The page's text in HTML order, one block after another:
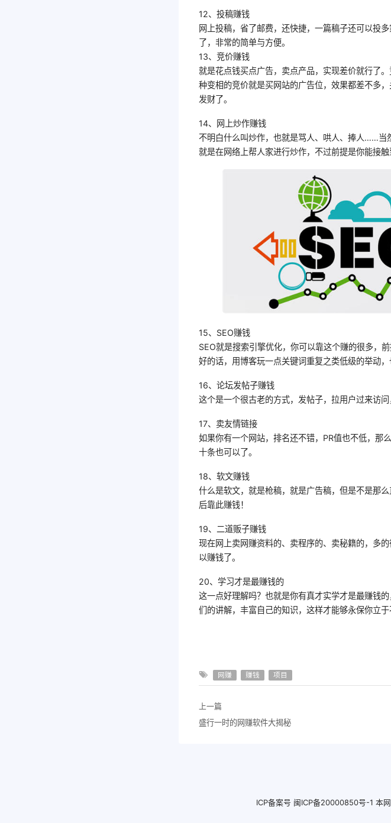
12、投稿赚钱
网上投稿，省了邮费，还快捷，一篇稿子还可以投
了，非常的简单与方便。
13、竞价赚钱
就是花点钱买点广告，卖点产品，实现差价就行了
种变相的竞价就是买网站的广告位，效果都差不多
发财了。
14、网上炒作赚钱
不明白什么叫炒作，也就是骂人、哄人、捧人……当
就是在网络上帮人家进行炒作，不过前提是你能接
15、SEO赚钱
SEO就是搜索引擎优化，你可以靠这个赚的很多，
好的话，用博客玩一点关键词重复之类低级的举动，
16、论坛发帖子赚钱
这个是一个很古老的方式，发帖子，拉用户过来访问
17、卖友情链接
如果你有一个网站，排名还不错，PR值也不低，那
十条也可以了。
18、软文赚钱
什么是软文，就是枪稿，就是广告稿，但是不是那
后靠此赚钱！
19、二道贩子赚钱
现在网上卖网赚资料的、卖程序的、卖秘籍的，多
以赚钱了。
20、学习才是最赚钱的
这一点好理解吗？也就是你有真才实学才是最赚钱
们的讲解，丰富自己的知识，这样才能够永保你立
网赚 赚钱 项目
上一篇
盛行一时的网赚软件大揭秘
ICP备案号 闽ICP备20000850号-1 本